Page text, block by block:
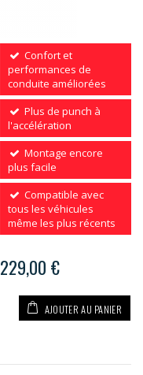
Confort et
performances de
conduite améliorées
Plus de punch à
l'accélération
Montage encore
plus facile
Compatible avec
tous les véhicules
même les plus récents
229,00 €
AJOUTER AU PANIER